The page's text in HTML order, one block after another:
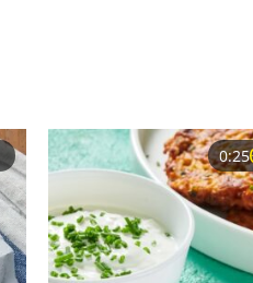
0:25